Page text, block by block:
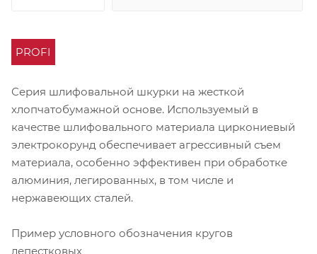
PROFI
Серия шлифовальной шкурки на жесткой
хлопчатобумажной основе. Используемый в
качестве шлифовального материала циркониевый
электрокорунд обеспечивает агрессивный съем
материала, особенно эффективен при обработке
алюминия, легированных, в том числе и
нержавеющих сталей.
Пример условного обозначения кругов
лепестковых